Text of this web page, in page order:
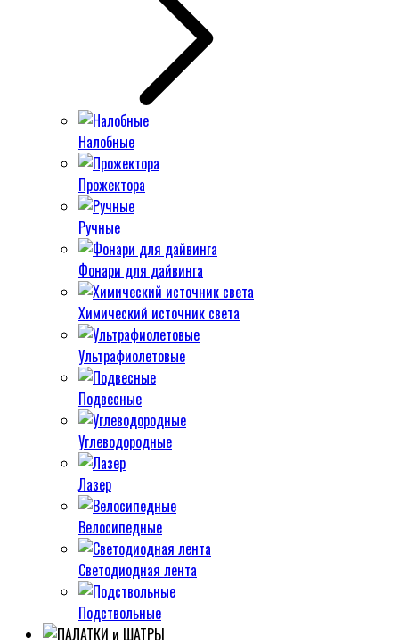
Налобные
Прожектора
Ручные
Фонари для дайвинга
Химический источник света
Ультрафиолетовые
Подвесные
Углеводородные
Лазер
Велосипедные
Светодиодная лента
Подствольные